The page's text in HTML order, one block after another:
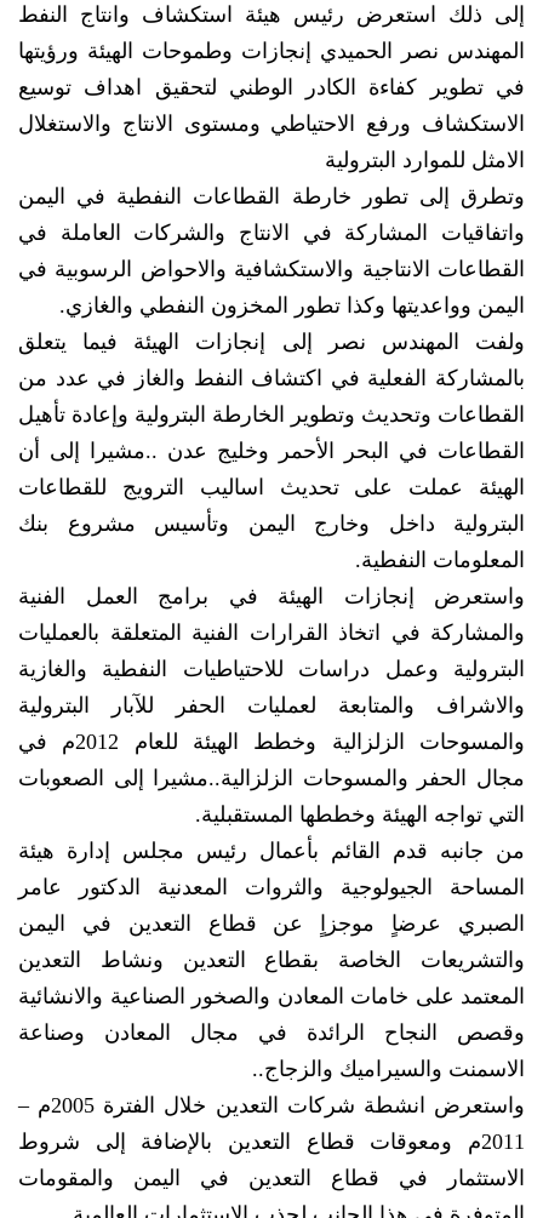
إلى ذلك استعرض رئيس هيئة استكشاف وانتاج النفط
المهندس نصر الحميدي إنجازات وطموحات الهيئة ورؤيتها
في تطوير كفاءة الكادر الوطني لتحقيق اهداف توسيع
الاستكشاف ورفع الاحتياطي ومستوى الانتاج والاستغلال
الامثل للموارد البترولية
وتطرق إلى تطور خارطة القطاعات النفطية في اليمن
واتفاقيات المشاركة في الانتاج والشركات العاملة في
القطاعات الانتاجية والاستكشافية والاحواض الرسوبية في
اليمن وواعديتها وكذا تطور المخزون النفطي والغازي.
ولفت المهندس نصر إلى إنجازات الهيئة فيما يتعلق
بالمشاركة الفعلية في اكتشاف النفط والغاز في عدد من
القطاعات وتحديث وتطوير الخارطة البترولية وإعادة تأهيل
القطاعات في البحر الأحمر وخليج عدن ..مشيرا إلى أن
الهيئة عملت على تحديث اساليب الترويج للقطاعات
البترولية داخل وخارج اليمن وتأسيس مشروع بنك
المعلومات النفطية.
واستعرض إنجازات الهيئة في برامج العمل الفنية
والمشاركة في اتخاذ القرارات الفنية المتعلقة بالعمليات
البترولية وعمل دراسات للاحتياطيات النفطية والغازية
والاشراف والمتابعة لعمليات الحفر للآبار البترولية
والمسوحات الزلزالية وخطط الهيئة للعام 2012م في
مجال الحفر والمسوحات الزلزالية..مشيرا إلى الصعوبات
التي تواجه الهيئة وخططها المستقبلية.
من جانبه قدم القائم بأعمال رئيس مجلس إدارة هيئة
المساحة الجيولوجية والثروات المعدنية الدكتور عامر
الصبري عرضاٍ موجزاٍ عن قطاع التعدين في اليمن
والتشريعات الخاصة بقطاع التعدين ونشاط التعدين
المعتمد على خامات المعادن والصخور الصناعية والانشائية
وقصص النجاح الرائدة في مجال المعادن وصناعة
الاسمنت والسيراميك والزجاج..
واستعرض انشطة شركات التعدين خلال الفترة 2005م –
2011م ومعوقات قطاع التعدين بالإضافة إلى شروط
الاستثمار في قطاع التعدين في اليمن والمقومات